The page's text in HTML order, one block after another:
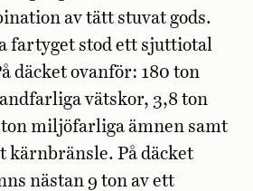
av tätt stuvat gods.
fartyget stod ett sjuttiotal
däcket ovanför: 180 ton
vätskor, 3,8 ton
miljöfarliga ämnen samt
kärnbränsle. På däcket
nästan 9 ton av ett